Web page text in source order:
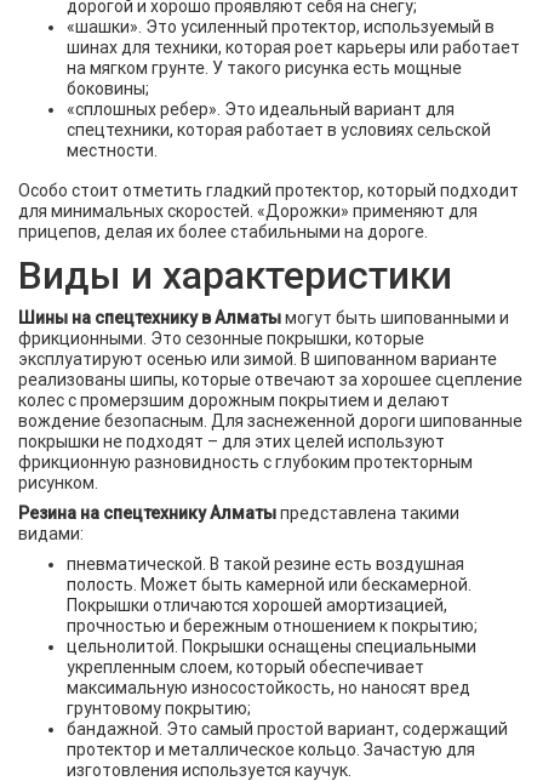
дорогой и хорошо проявляют себя на снегу;
«шашки». Это усиленный протектор, используемый в
шинах для техники, которая роет карьеры или работает
на мягком грунте. У такого рисунка есть мощные
боковины;
«сплошных ребер». Это идеальный вариант для
спецтехники, которая работает в условиях сельской
местности.
Особо стоит отметить гладкий протектор, который подходит
для минимальных скоростей. «Дорожки» применяют для
прицепов, делая их более стабильными на дороге.
Виды и характеристики
Шины на спецтехнику в Алматымогут быть шипованными и
фрикционными. Это сезонные покрышки, которые
эксплуатируют осенью или зимой. В шипованном варианте
реализованы шипы, которые отвечают за хорошее сцепление
колес с промерзшим дорожным покрытием и делают
вождение безопасным. Для заснеженной дороги шипованные
покрышки не подходят – для этих целей используют
фрикционную разновидность с глубоким протекторным
рисунком.
Резина на спецтехнику Алматыпредставлена такими
видами:
пневматической. В такой резине есть воздушная
полость. Может быть камерной или бескамерной.
Покрышки отличаются хорошей амортизацией,
прочностью и бережным отношением к покрытию;
цельнолитой. Покрышки оснащены специальными
укрепленным слоем, который обеспечивает
максимальную износостойкость, но наносят вред
грунтовому покрытию;
бандажной. Это самый простой вариант, содержащий
протектор и металлическое кольцо. Зачастую для
изготовления используется каучук.